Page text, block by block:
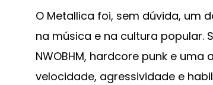
O Metallica foi, sem dúvida, um
na música e na cultura popular.
NWOBHM, hardcore punk e
velocidade, agressividade e